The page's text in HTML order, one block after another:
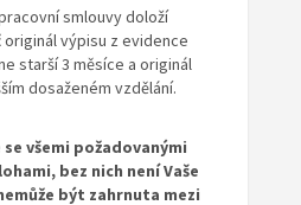
smlouvy doloží
originál výpisu z evidence
starší 3 měsíce a originál
dosaženém vzdělání.
všemi požadovanými
bez nich není Vaše
být zahrnuta mezi